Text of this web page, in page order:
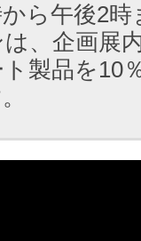
ら午後2
、企画展
製品を10